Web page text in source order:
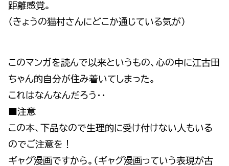
距離感覚。
（きょうの猫村さんにどこか通じている気が）
このマンガを読んで以来というもの、心の中に江古田
ちゃん的自分が住み着いてしまった。
これはなんなんだろう・・
■注意
この本、下品なので生理的に受け付けない人もいる
のでご注意を！
ギャグ漫画ですから。（ギャグ漫画っていう表現が古